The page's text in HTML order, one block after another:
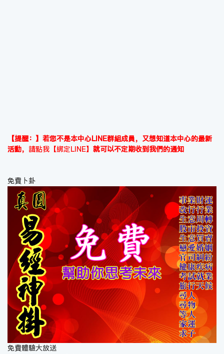
【提醒：】若您不是本中心LINE群組成員，又想知道本中心的最新
活動， 請點我【綁定LINE】 就可以不定期收到我們的通知
免費卜卦
免費體驗大放送